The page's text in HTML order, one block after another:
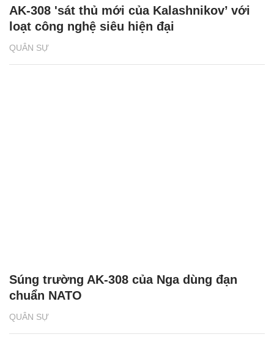
QUÂN SỰ
AK-308 'sát thủ mới của Kalashnikov’ với
loạt công nghệ siêu hiện đại
QUÂN SỰ
Súng trường AK-308 của Nga dùng đạn
chuẩn NATO